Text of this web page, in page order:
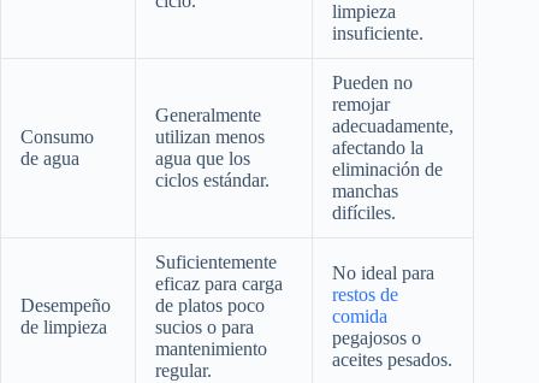
limpieza
insuficiente.
Consumo
de agua
Generalmente
utilizan menos
agua que los
ciclos estándar.
Pueden no
remojar
adecuadamente,
afectando la
eliminación de
manchas
difíciles.
Desempeño
de limpieza
Suficientemente
eficaz para carga
de platos poco
sucios o para
mantenimiento
regular.
No ideal para
restos de
comida
pegajosos o
aceites pesados.